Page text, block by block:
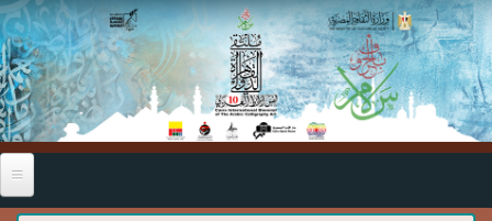
Skip to main content